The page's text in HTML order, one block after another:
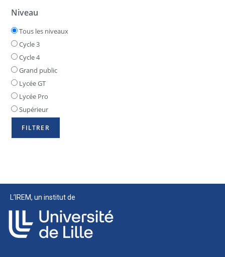
Niveau
Tous les niveaux
Cycle 3
Cycle 4
Grand public
Lycée GT
Lycée Pro
Supérieur
L’IREM, un institut de